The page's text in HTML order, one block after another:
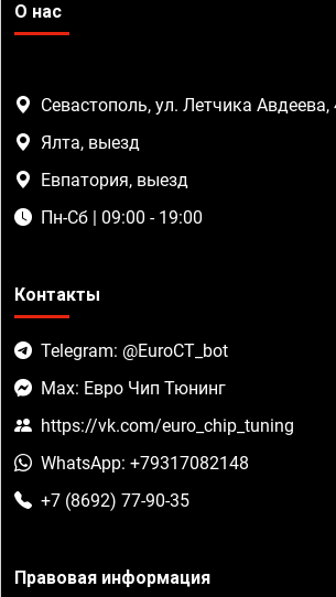
О нас
Севастополь, ул. Летчика Авдеева,
Ялта, выезд
Евпатория, выезд
Пн-Сб | 09:00 - 19:00
Контакты
Telegram: @EuroCT_bot
Max: Евро Чип Тюнинг
https://vk.com/euro_chip_tuning
WhatsApp: +79317082148
+7 (8692) 77-90-35
Правовая информация